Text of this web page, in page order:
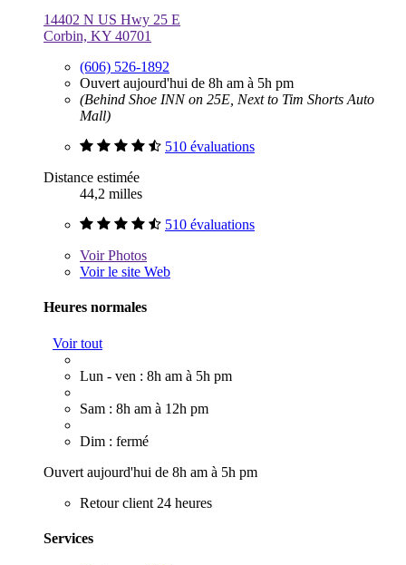
14402 N US Hwy 25 E
Corbin, KY 40701
(606) 526-1892
Ouvert aujourd'hui de 8h am à 5h pm
(Behind Shoe INN on 25E, Next to Tim Shorts Auto
Mall)
510 évaluations
Distance estimée
44,2 milles
510 évaluations
VoirPhotos
Voir le site Web
Heures normales
Voir tout
Lun - ven : 8h am à 5h pm
Sam : 8h am à 12h pm
Dim : fermé
Ouvert aujourd'hui de 8h am à 5h pm
Retour client 24 heures
Services